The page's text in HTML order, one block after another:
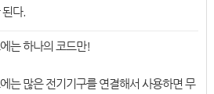
다.
는 하나의 코드만!
는 많은 전기기구를 연결해서 사용하면 무